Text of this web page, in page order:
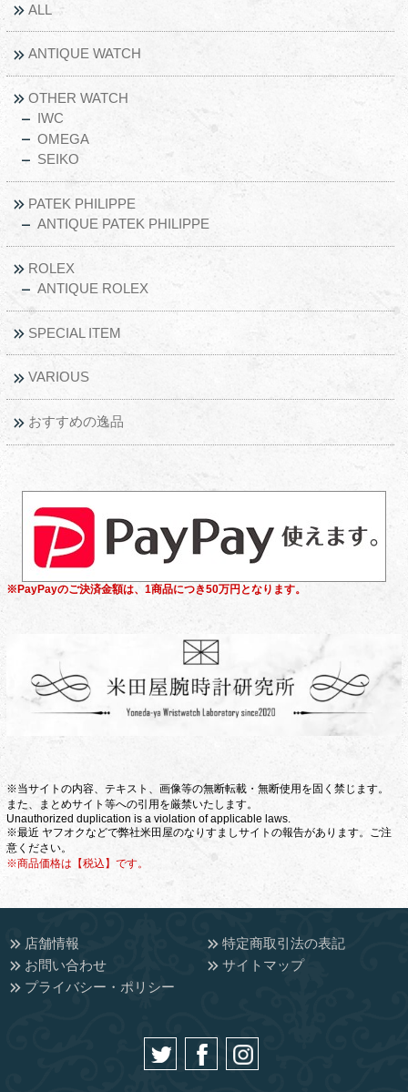
ALL
ANTIQUE WATCH
OTHER WATCH
IWC
OMEGA
SEIKO
PATEK PHILIPPE
ANTIQUE PATEK PHILIPPE
ROLEX
ANTIQUE ROLEX
SPECIAL ITEM
VARIOUS
おすすめの逸品
※PayPayのご決済金額は、1商品につき50万円となります。
※当サイトの内容、テキスト、画像等の無断転載・無断使用を固く禁じます。
また、まとめサイト等への引用を厳禁いたします。
Unauthorized duplication is a violation of applicable laws.
※最近 ヤフオクなどで弊社米田屋のなりすましサイトの報告があります。ご注
意ください。
※商品価格は【税込】です。
店舗情報
特定商取引法の表記
お問い合わせ
サイトマップ
プライバシー・ポリシー